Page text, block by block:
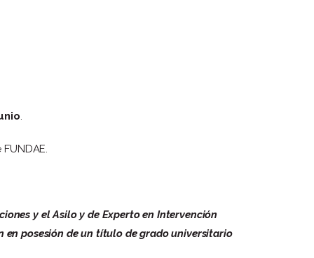
.
y el Asilo y de Experto en Intervención
en posesión de un título de grado universitario